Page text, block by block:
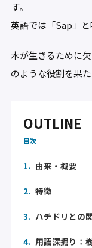
す。
英語では「Sap」と
木が生きるために
のような役割を果た
OUTLINE
目次
1. 由来・概要
2. 特徴
3. ハチドリとの
4. 用語深掘り：